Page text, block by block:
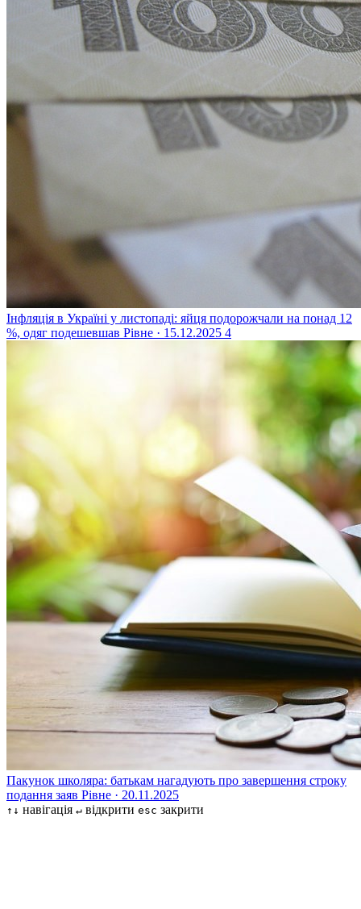
Інфляція в Україні у листопаді: яйця подорожчали на понад 12
%, одяг подешевшав Рівне · 15.12.2025 4
Пакунок школяра: батькам нагадують про завершення строку
подання заяв Рівне · 20.11.2025
↑↓ навігація ↵ відкрити esc закрити